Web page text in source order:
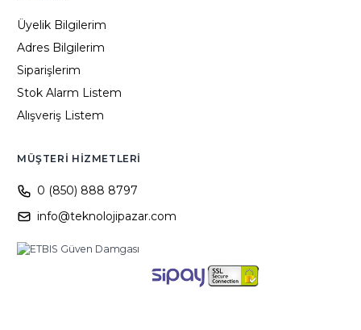
Üyelik Bilgilerim
Adres Bilgilerim
Siparişlerim
Stok Alarm Listem
Alışveriş Listem
MÜŞTERI HIZMETLERI
0 (850) 888 8797
info@teknolojipazar.com